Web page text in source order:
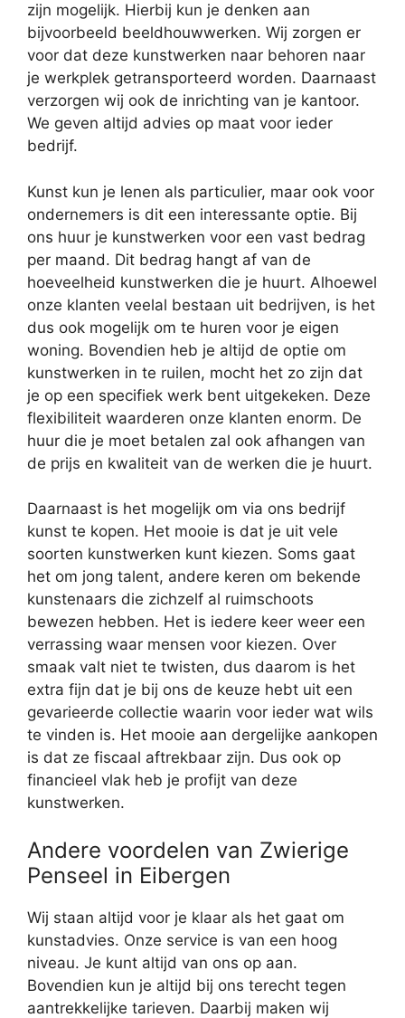
zijn mogelijk. Hierbij kun je denken aan
bijvoorbeeld beeldhouwwerken. Wij zorgen er
voor dat deze kunstwerken naar behoren naar
je werkplek getransporteerd worden. Daarnaast
verzorgen wij ook de inrichting van je kantoor.
We geven altijd advies op maat voor ieder
bedrijf.
Kunst kun je lenen als particulier, maar ook voor
ondernemers is dit een interessante optie. Bij
ons huur je kunstwerken voor een vast bedrag
per maand. Dit bedrag hangt af van de
hoeveelheid kunstwerken die je huurt. Alhoewel
onze klanten veelal bestaan uit bedrijven, is het
dus ook mogelijk om te huren voor je eigen
woning. Bovendien heb je altijd de optie om
kunstwerken in te ruilen, mocht het zo zijn dat
je op een specifiek werk bent uitgekeken. Deze
flexibiliteit waarderen onze klanten enorm. De
huur die je moet betalen zal ook afhangen van
de prijs en kwaliteit van de werken die je huurt.
Daarnaast is het mogelijk om via ons bedrijf
kunst te kopen. Het mooie is dat je uit vele
soorten kunstwerken kunt kiezen. Soms gaat
het om jong talent, andere keren om bekende
kunstenaars die zichzelf al ruimschoots
bewezen hebben. Het is iedere keer weer een
verrassing waar mensen voor kiezen. Over
smaak valt niet te twisten, dus daarom is het
extra fijn dat je bij ons de keuze hebt uit een
gevarieerde collectie waarin voor ieder wat wils
te vinden is. Het mooie aan dergelijke aankopen
is dat ze fiscaal aftrekbaar zijn. Dus ook op
financieel vlak heb je profijt van deze
kunstwerken.
Andere voordelen van Zwierige
Penseel in Eibergen
Wij staan altijd voor je klaar als het gaat om
kunstadvies. Onze service is van een hoog
niveau. Je kunt altijd van ons op aan.
Bovendien kun je altijd bij ons terecht tegen
aantrekkelijke tarieven. Daarbij maken wij